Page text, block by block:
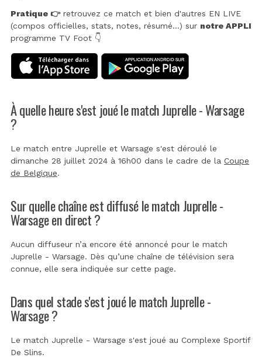
Pratique 👉retrouvez ce match et bien d'autres EN LIVE
(compos officielles, stats, notes, résumé...) sur notre APPLI
programme TV Foot 👇
À quelle heure s'est joué le match Juprelle - Warsage
?
Le match entre Juprelle et Warsage s'est déroulé le
dimanche 28 juillet 2024 à 16h00 dans le cadre de la Coupe
de Belgique.
Sur quelle chaîne est diffusé le match Juprelle -
Warsage en direct ?
Aucun diffuseur n’a encore été annoncé pour le match
Juprelle - Warsage. Dès qu’une chaîne de télévision sera
connue, elle sera indiquée sur cette page.
Dans quel stade s'est joué le match Juprelle -
Warsage ?
Le match Juprelle - Warsage s'est joué au Complexe Sportif
De Slins.